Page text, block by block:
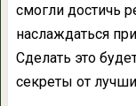
смогли достичь
наслаждаться
Сделать это
секреты от